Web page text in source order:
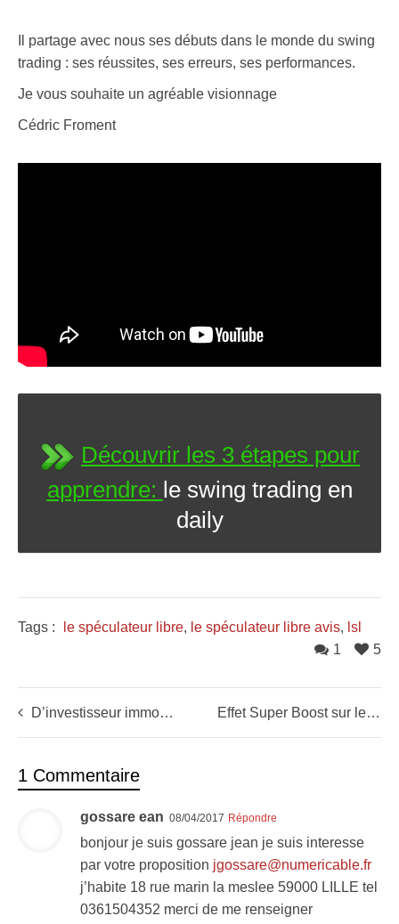
Il partage avec nous ses débuts dans le monde du swing
trading : ses réussites, ses erreurs, ses performances.
Je vous souhaite un agréable visionnage
Cédric Froment
Découvrir les 3 étapes pour
apprendre: le swing trading en
daily
Tags : le spéculateur libre, le spéculateur libre avis, lsl
5
1
D’investisseur immobilier à Swing trader – Les performances de Yacine (élève LSL) Effet Super Boost sur les bourses en Europe
1 Commentaire
gossare ean 08/04/2017 Répondre
bonjour je suis gossare jean je suis interesse
par votre proposition jgossare@numericable.fr
j’habite 18 rue marin la meslee 59000 LILLE tel
0361504352 merci de me renseigner